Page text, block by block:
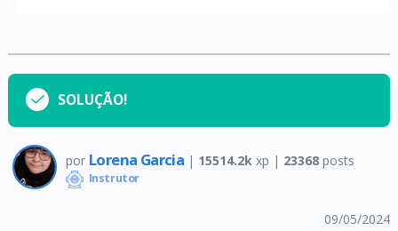
SOLUÇÃO!
por Lorena Garcia | 15514.2k xp | 23368posts
Instrutor
09/05/2024